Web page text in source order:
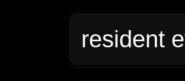
resident